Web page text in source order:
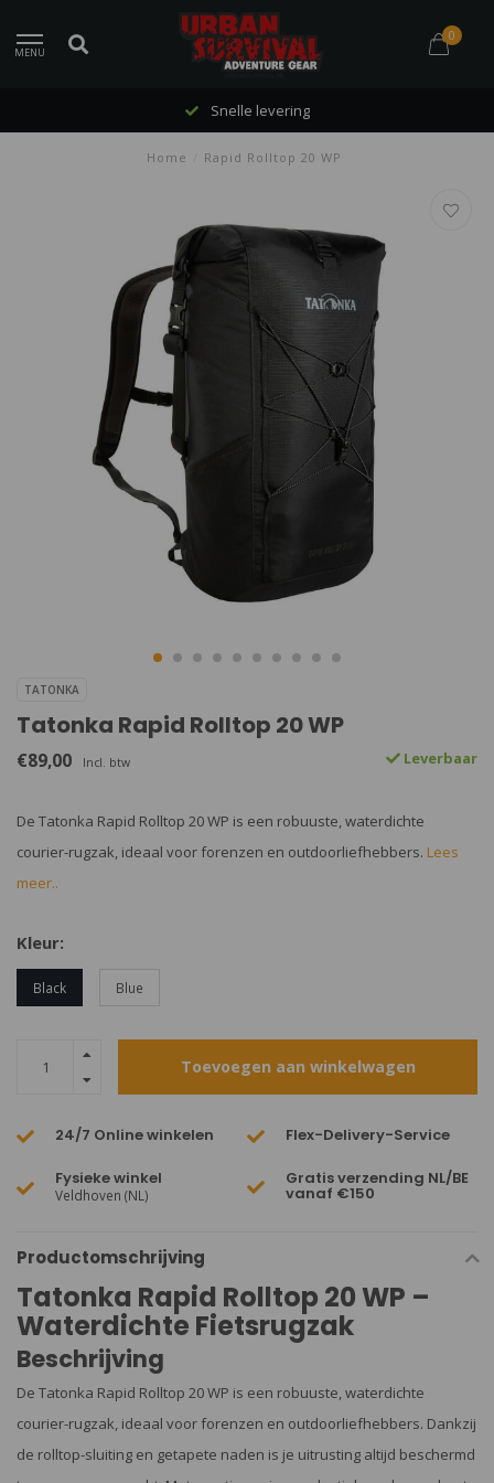
MENU
0
Snelle levering
Home Rapid Rolltop 20 WP
TATONKA
Tatonka Rapid Rolltop 20 WP
€89,00 Incl. btw Leverbaar
De Tatonka Rapid Rolltop 20 WP is een robuuste, waterdichte
courier-rugzak, ideaal voor forenzen en outdoorliefhebbers. Lees
meer..
Kleur:
Black Blue
Toevoegen aan winkelwagen
24/7 Online winkelen Flex-Delivery-Service
Fysieke winkel
Veldhoven (NL)
Gratis verzending NL/BE
vanaf €150
Productomschrijving
Tatonka Rapid Rolltop 20 WP –
Waterdichte Fietsrugzak
Beschrijving
De Tatonka Rapid Rolltop 20 WP is een robuuste, waterdichte
courier-rugzak, ideaal voor forenzen en outdoorliefhebbers. Dankzij
de rolltop-sluiting en getapete naden is je uitrusting altijd beschermd